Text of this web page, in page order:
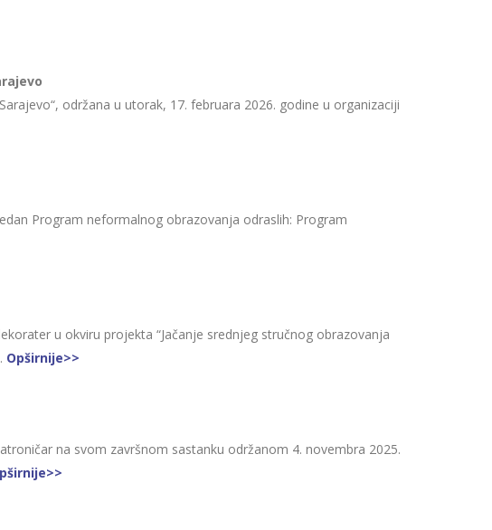
održana u utorak, 17. februara 2026. godine u organizaciji
Program neformalnog obrazovanja odraslih: Program
u okviru projekta “Jačanje srednjeg stručnog obrazovanja
Opširnije>>
na svom završnom sastanku održanom 4. novembra 2025.